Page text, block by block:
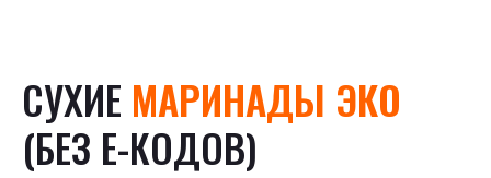
СУХИЕ МАРИНАДЫ ЭКО
(БЕЗ E-КОДОВ)